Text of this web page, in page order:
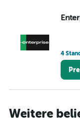
4
Weitere